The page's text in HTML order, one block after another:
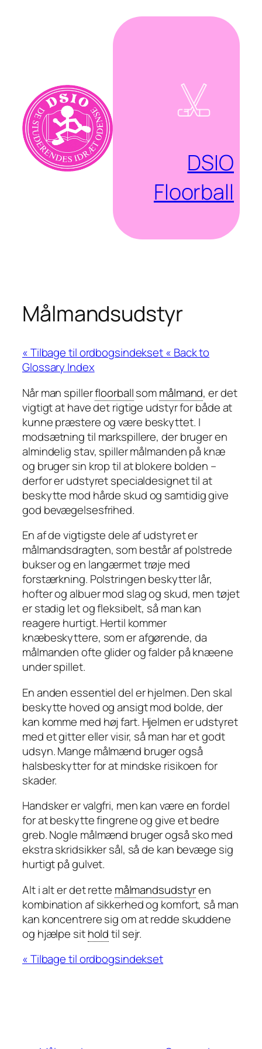
DSIO
Floorball
Målmandsudstyr
« Back to
Glossary Index
Når man spillerfloorballsommålmand, er det
vigtigt at have det rigtige udstyr for både at
kunne præstere og være beskyttet. I
modsætning til markspillere, der bruger en
almindelig stav, spiller målmanden på knæ
og bruger sin krop til at blokere bolden –
derfor er udstyret specialdesignet til at
beskytte mod hårde skud og samtidig give
god bevægelsesfrihed.
En af de vigtigste dele af udstyret er
målmandsdragten, som består af polstrede
bukser og en langærmet trøje med
forstærkning. Polstringen beskytter lår,
hofter og albuer mod slag og skud, men tøjet
er stadig let og fleksibelt, så man kan
reagere hurtigt. Hertil kommer
knæbeskyttere, som er afgørende, da
målmanden ofte glider og falder på knæene
under spillet.
En anden essentiel del er hjelmen. Den skal
beskytte hoved og ansigt mod bolde, der
kan komme med høj fart. Hjelmen er udstyret
med et gitter eller visir, så man har et godt
udsyn. Mange målmænd bruger også
halsbeskytter for at mindske risikoen for
skader.
Handsker er valgfri, men kan være en fordel
for at beskytte fingrene og give et bedre
greb. Nogle målmænd bruger også sko med
ekstra skridsikker sål, så de kan bevæge sig
hurtigt på gulvet.
Alt i alt er det rette målmandsudstyren
kombination af sikkerhed og komfort, så man
kan koncentrere sig om at redde skuddene
og hjælpe sitholdtil sejr.
« Tilbage til ordbogsindekset